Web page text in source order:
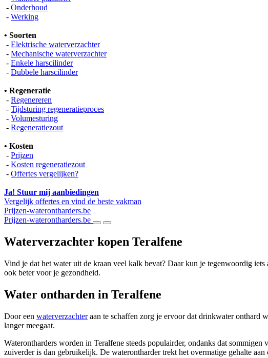
- Onderhoud
- Werking
• Soorten
- Elektrische waterverzachter
- Mechanische waterverzachter
- Enkele harscilinder
- Dubbele harscilinder
• Regeneratie
- Regenereren
- Tijdsturing regeneratieproces
- Volumesturing
- Regeneratiezout
• Kosten
- Prijzen
- Kosten regeneratiezout
- Offertes vergelijken?
Ja! Stuur mij aanbiedingen
Vergelijk offertes en vind de beste vakman
Prijzen-waterontharders.be
Prijzen-waterontharders.be
Waterverzachter kopen Teralfene
Vind je dat het water uit de kraan veel kalk bevat? Daar kun je tegenwoordig iets
ook beter voor je gezondheid.
Water ontharden in Teralfene
Door een waterverzachteraan te schaffen zorg je ervoor dat drinkwater onthard
langer meegaat.
Waterontharders worden in Teralfene steeds populairder, ondanks dat
zuiverder is dan gebruikelijk. De waterontharder trekt het overmatige gehalte